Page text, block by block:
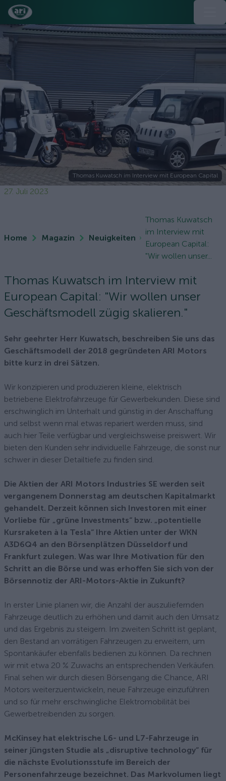
Thomas Kuwatsch im Interview mit European Capital
27. Juli 2023
Home Magazin Neuigkeiten
Thomas Kuwatsch
im Interview mit
European Capital:
"Wir wollen unser...
Thomas Kuwatsch im Interview mit
European Capital: "Wir wollen unser
Geschäftsmodell zügig skalieren."
Sehr geehrter Herr Kuwatsch, beschreiben Sie uns das
Geschäftsmodell der 2018 gegründeten ARI Motors
bitte kurz in drei Sätzen.
Wir konzipieren und produzieren kleine, elektrisch
betriebene Elektrofahrzeuge für Gewerbekunden. Diese sind
erschwinglich im Unterhalt und günstig in der Anschaffung
und selbst wenn mal etwas repariert werden muss, sind
auch hier Teile verfügbar und vergleichsweise preiswert. Wir
bieten den Kunden sehr individuelle Fahrzeuge, die sonst nur
schwer in dieser Detailtiefe zu finden sind.
Die Aktien der ARI Motors Industries SE werden seit
vergangenem Donnerstag am deutschen Kapitalmarkt
gehandelt. Derzeit können sich Investoren mit einer
Vorliebe für „grüne Investments“ bzw. „potentielle
Kursraketen à la Tesla“ Ihre Aktien unter der WKN
A3D6Q4 an den Börsenplätzen Düsseldorf und
Frankfurt zulegen. Was war Ihre Motivation für den
Schritt an die Börse und was erhoffen Sie sich von der
Börsennotiz der ARI-Motors-Aktie in Zukunft?
In erster Linie planen wir, die Anzahl der auszuliefernden
Fahrzeuge deutlich zu erhöhen und damit auch den Umsatz
und das Ergebnis zu steigern. Im zweiten Schritt ist geplant,
den Bestand an vorrätigen Fahrzeugen zu erweitern, um
Spontankäufer ebenfalls bedienen zu können. Da rechnen
wir mit etwa 20 % Zuwachs an entsprechenden Verkäufen.
Final sehen wir durch diesen Börsengang die Chance, ARI
Motors weiterzuentwickeln, neue Fahrzeuge einzuführen
und so für mehr erschwingliche Elektromobilität bei
Gewerbetreibenden zu sorgen.
McKinsey hat elektrische L6- und L7-Fahrzeuge in
seiner jüngsten Studie als „disruptive technology“ für
die nächste Evolutionsstufe im Bereich der
Personenfahrzeuge bezeichnet. Das Markvolumen liegt